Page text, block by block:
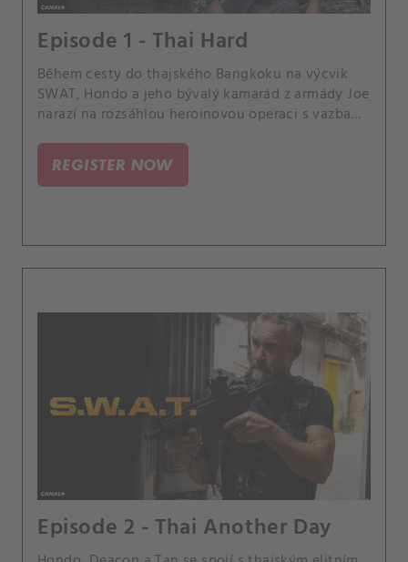
Episode 1 - Thai Hard
Během cesty do thajského Bangkoku na výcvik
SWAT, Hondo a jeho bývalý kamarád z armády Joe
narazí na rozsáhlou heroinovou operaci s vazbami
mocným drogovým králem.
REGISTER NOW
Episode 2 - Thai Another Day